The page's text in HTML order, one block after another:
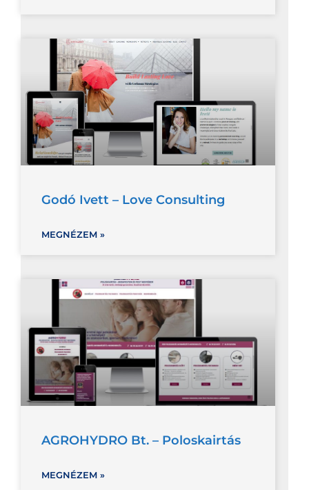
Godó Ivett – Love Consulting
MEGNÉZEM »
AGROHYDRO Bt. – Poloskairtás
MEGNÉZEM »